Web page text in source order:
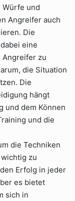
Würfe und
Angreifer auch
Die
eine
Angreifer zu
die Situation
Die
hängt
und dem Können
und die
die Techniken
zu
Erfolg in jeder
es bietet
sich in